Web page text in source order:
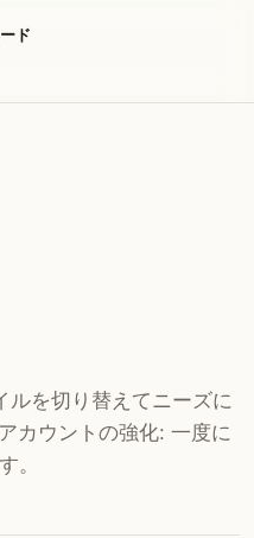
ド
ルを切り替えてニーズに
カウントの強化: 一度に
。